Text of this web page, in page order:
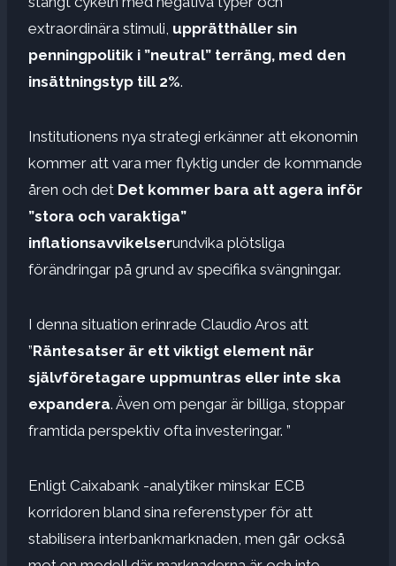
extraordinära stimuli, upprätthåller sin
penningpolitik i ”neutral” terräng, med den
insättningstyp till 2%.
Institutionens nya strategi erkänner att ekonomin
kommer att vara mer flyktig under de kommande
åren och det Det kommer bara att agera inför
”stora och varaktiga”
inflationsavvikelserundvika plötsliga
förändringar på grund av specifika svängningar.
I denna situation erinrade Claudio Aros att
”Räntesatser är ett viktigt element när
självföretagare uppmuntras eller inte ska
expandera. Även om pengar är billiga, stoppar
framtida perspektiv ofta investeringar. ”
Enligt Caixabank -analytiker minskar ECB
korridoren bland sina referenstyper för att
stabilisera interbankmarknaden, men går också